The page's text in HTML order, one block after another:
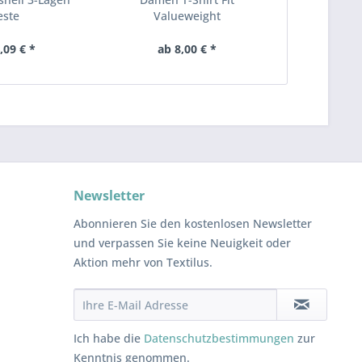
€ *
Valueweight
ab 8,00 € *
Newsletter
Abonnieren Sie den kostenlosen Newsletter
und verpassen Sie keine Neuigkeit oder
Aktion mehr von Textilus.
Ich habe die Datenschutzbestimmungen zur
Kenntnis genommen.